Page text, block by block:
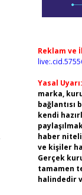
Reklam ve
Yasal Uyarı:
marka,
bağlantısı
kendi
haber
ve kişiler
Gerçek
tamamen
halindedir